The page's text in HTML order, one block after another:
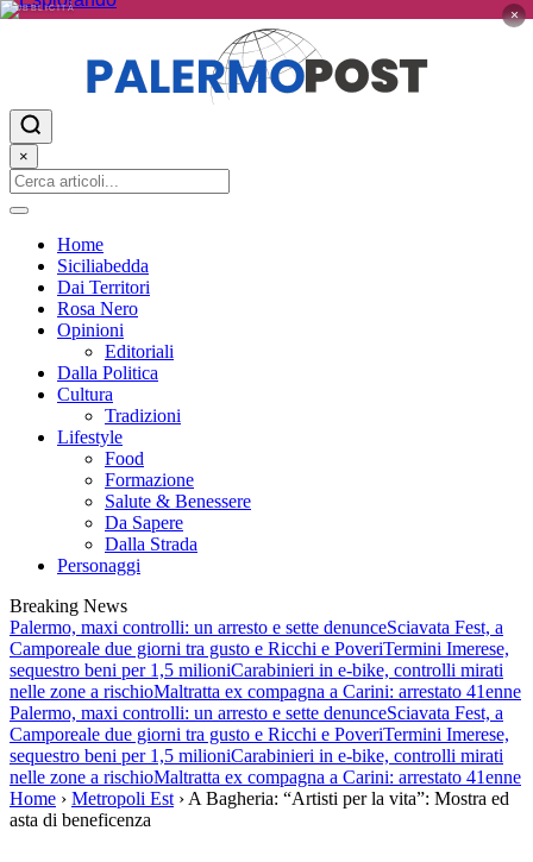
PUBBLICITÀ ×
×
Home
Siciliabedda
Dai Territori
Rosa Nero
Opinioni
Editoriali
Dalla Politica
Cultura
Tradizioni
Lifestyle
Food
Formazione
Salute & Benessere
Da Sapere
Dalla Strada
Personaggi
Breaking News
Palermo, maxi controlli: un arresto e sette denunceSciavata Fest, a
Camporeale due giorni tra gusto e Ricchi e PoveriTermini Imerese,
sequestro beni per 1,5 milioniCarabinieri in e-bike, controlli mirati
nelle zone a rischioMaltratta ex compagna a Carini: arrestato 41enne
Palermo, maxi controlli: un arresto e sette denunceSciavata Fest, a
Camporeale due giorni tra gusto e Ricchi e PoveriTermini Imerese,
sequestro beni per 1,5 milioniCarabinieri in e-bike, controlli mirati
nelle zone a rischioMaltratta ex compagna a Carini: arrestato 41enne
Home › Metropoli Est › A Bagheria: “Artisti per la vita”: Mostra ed
asta di beneficenza